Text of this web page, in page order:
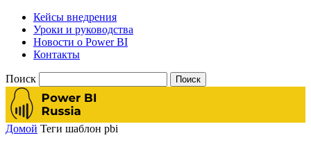
Кейсы внедрения
Уроки и руководства
Новости о Power BI
Контакты
Поиск
Домой Теги шаблон pbi